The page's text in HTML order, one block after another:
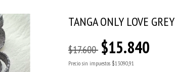
TANGA ONLY LOVE GREY
$17.600 $15.840
Precio sin impuestos $13.090,91